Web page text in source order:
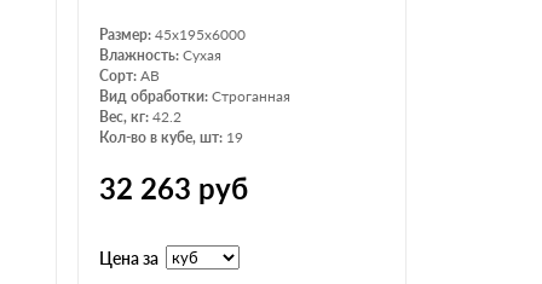
Размер: 45x195x6000
Влажность: Сухая
Сорт: АВ
Вид обработки: Строганная
Вес, кг: 42.2
Кол-во в кубе, шт: 19
32 263 руб
Цена за